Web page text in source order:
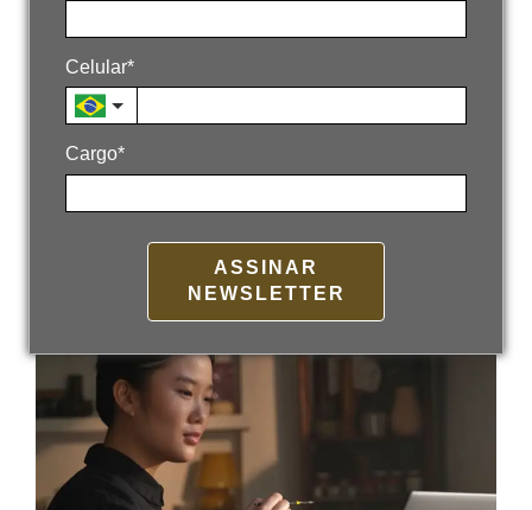
Celular*
Cargo*
ASSINAR
NEWSLETTER
Vendas B2B sem
CRM: quanto isso
custa por mês à sua
empresa?
26 de maio de 2026 Poradmin